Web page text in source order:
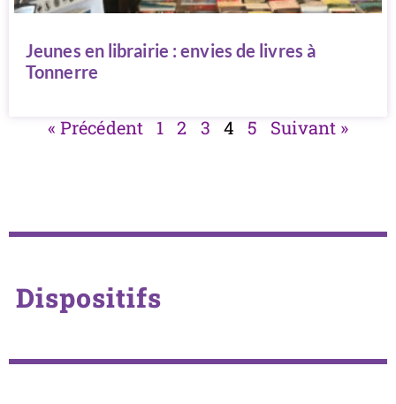
Jeunes en librairie : envies de livres à
Tonnerre
« Précédent 1 2 3 4 5 Suivant »
Dispositifs